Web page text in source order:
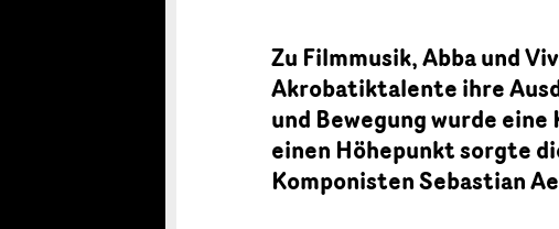
Zu Filmmusik, Abba und
Akrobatiktalente ihre
und Bewegung wurde
einen Höhepunkt sorgte
Komponisten Sebastian